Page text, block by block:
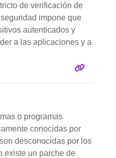
de verificación de
impone que
autenticados y
a las aplicaciones y a
o programas
conocidas por
desconocidas por los
existe un parche de